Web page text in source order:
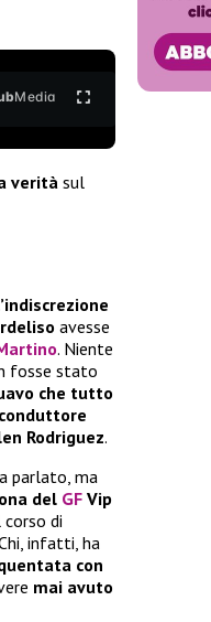
Media
verità sul
avesse
. Niente
fosse stato
che tutto
Rodriguez.
parlato, ma
del GF Vip
corso di
infatti, ha
con
mai avuto